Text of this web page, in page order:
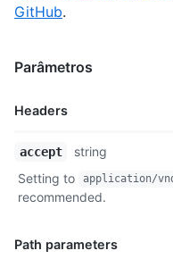
GitHub.
Parâmetros
Headers
Nome,
Descrição
accept
string
Setting to
application/
recommended.
Path parameters